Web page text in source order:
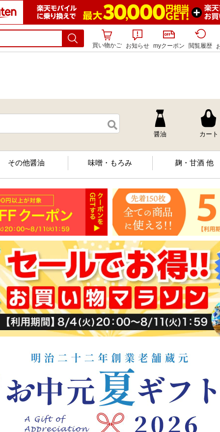
買い物かご お知らせ myクーポン 閲覧履歴